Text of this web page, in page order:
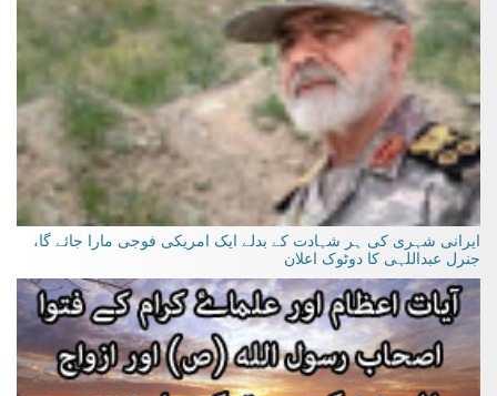
ایرانی شہری کی ہر شہادت کے بدلے ایک امریکی فوجی مارا جائے گا،
جنرل عبداللہی کا دوٹوک اعلان